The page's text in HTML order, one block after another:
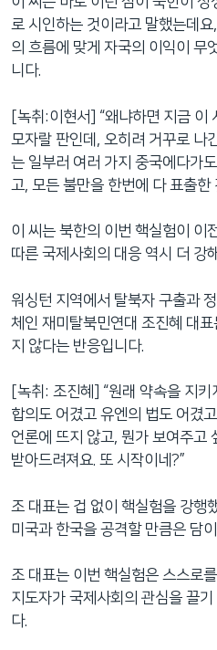
로 시인하는 것이라고 말했는데
의 흐름에 맞게 자국의 이익이 무
니다.
[녹취:이현서] “왜냐하면 지금 이
모자랄 판인데, 오히려 거꾸로 나
는 일부러 여러 가지 중국에다가
고, 모든 불만을 한번에 다 표출한
이 씨는 북한의 이번 핵실험이 이
따른 국제사회의 대응 역시 더 강
워싱턴 지역에서 탈북자 구출과
체인 재미탈북민연대 조진혜 대
지 않다는 반응입니다.
[녹취: 조진혜] “원래 약속을 지키
합의도 어겼고 유엔의 법도 어겼
언론에 뜨지 않고, 뭔가 보여주고
받아드려져요. 또 시작이네?”
조 대표는 겁 없이 핵실험을 강행
미국과 한국을 공격할 만큼은 담
조 대표는 이번 핵실험은 스스로
지도자가 국제사회의 관심을 끌
다.